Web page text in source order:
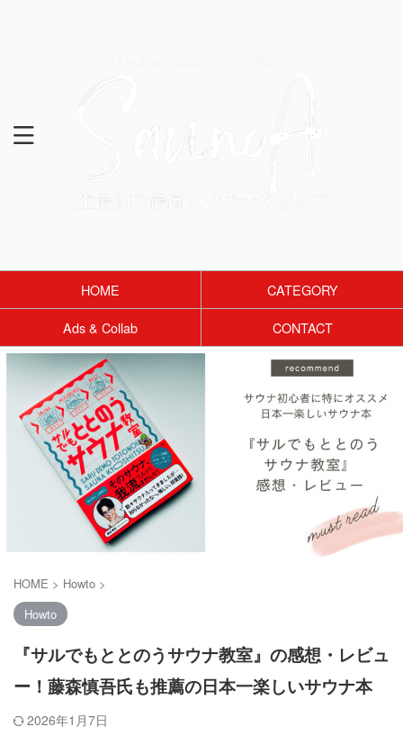
HOME
CATEGORY
Ads & Collab
CONTACT
HOME > Howto >
Howto
『サルでもととのうサウナ教室』の感想・レビュ
ー！藤森慎吾氏も推薦の日本一楽しいサウナ本
2026年1月7日